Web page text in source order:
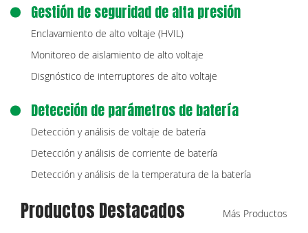
Gestión de seguridad de alta presión
Enclavamiento de alto voltaje (HVIL)
Monitoreo de aislamiento de alto voltaje
Disgnóstico de interruptores de alto voltaje
Detección de parámetros de batería
Detección y análisis de voltaje de batería
Detección y análisis de corriente de batería
Detección y análisis de la temperatura de la batería
Productos Destacados Más Productos